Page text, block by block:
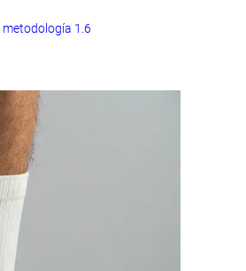
metodología 1.6